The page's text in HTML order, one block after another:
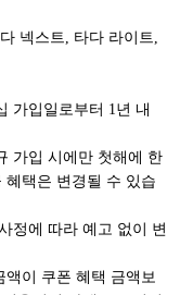
넥스트, 타다 라이트,
가입일로부터 1년 내
가입 시에만 첫해에 한
택은 변경될 수 있습
정에 따라 예고 없이 변
이 쿠폰 혜택 금액보